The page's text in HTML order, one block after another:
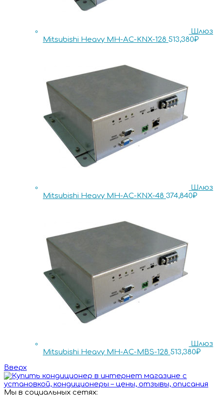
Шлюз
Mitsubishi Heavy MH-AC-KNX-128 513,380₽
Шлюз
Mitsubishi Heavy MH-AC-KNX-48 374,840₽
Шлюз
Mitsubishi Heavy MH-AC-MBS-128 513,380₽
Вверх
Мы в социальных сетях: